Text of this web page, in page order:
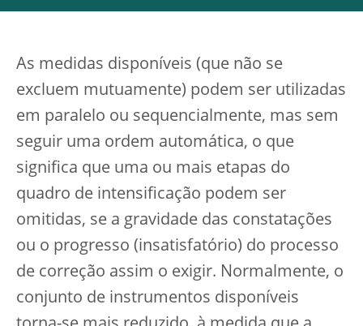
As medidas disponíveis (que não se
excluem mutuamente) podem ser utilizadas
em paralelo ou sequencialmente, mas sem
seguir uma ordem automática, o que
significa que uma ou mais etapas do
quadro de intensificação podem ser
omitidas, se a gravidade das constatações
ou o progresso (insatisfatório) do processo
de correção assim o exigir. Normalmente, o
conjunto de instrumentos disponíveis